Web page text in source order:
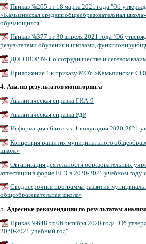
Приказ №205 от 18 марта 2021 года "Об
«Камызинская средняя общеобразовательная
обучающихся"
Приказ №377 от 30 апреля 2021 года "Об
результатами обучения и школами,
ДОГОВОР № 1 о сотрудничестве и сетевом
Приложение 1 к приказу МОУ «Камызинская
4. Анализ результатов мониторинга
Аналитическая справка ГИА-9
Аналитическая справка РДР
Информация об итогах 1 полугодия 2020-2021
Концепция развития муниципального
школа»
Организация деятельности образовательных
аттестации в форме ЕГЭ в 2020-2021 учебном году
Среднесрочная программа развития
общеобразовательная школа»
5. Адресные рекомендации по результатам
Приказ №648 от 06 октября 2020 года "Об
2020-2021 учебный год"